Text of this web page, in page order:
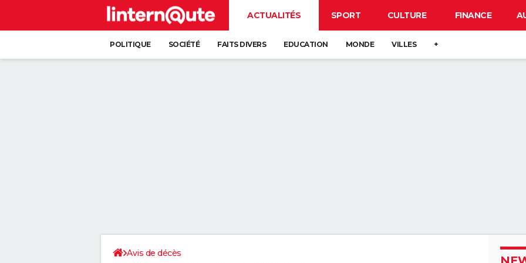
ACTUALITÉS SPORT CULTURE FINANCE
POLITIQUE SOCIÉTÉ FAITS DIVERS EDUCATION MONDE VILLES +
Avis de décès